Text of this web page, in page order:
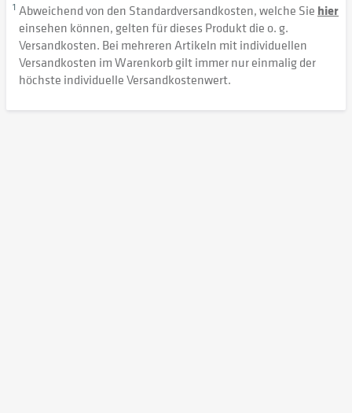
1 Abweichend von den Standardversandkosten, welche Sie hier
einsehen können, gelten für dieses Produkt die o. g.
Versandkosten. Bei mehreren Artikeln mit individuellen
Versandkosten im Warenkorb gilt immer nur einmalig der
höchste individuelle Versandkostenwert.